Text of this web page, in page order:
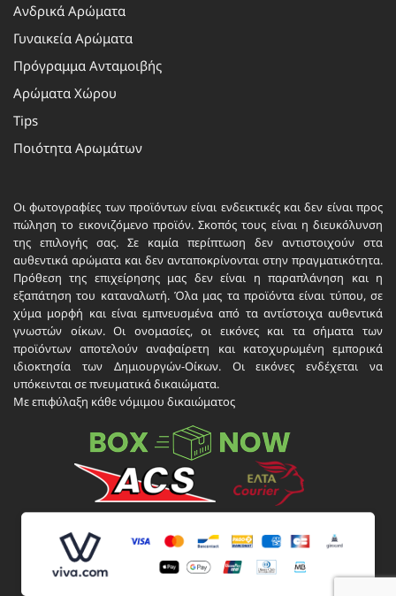
Ανδρικά Αρώματα
Γυναικεία Αρώματα
Πρόγραμμα Ανταμοιβής
Αρώματα Χώρου
Tips
Ποιότητα Αρωμάτων
Οι φωτογραφίες των προϊόντων είναι ενδεικτικές και δεν είναι προς
πώληση το εικονιζόμενο προϊόν. Σκοπός τους είναι η διευκόλυνση
της επιλογής σας. Σε καμία περίπτωση δεν αντιστοιχούν στα
αυθεντικά αρώματα και δεν ανταποκρίνονται στην πραγματικότητα.
Πρόθεση της επιχείρησης μας δεν είναι η παραπλάνηση και η
εξαπάτηση του καταναλωτή. Όλα μας τα προϊόντα είναι τύπου, σε
χύμα μορφή και είναι εμπνευσμένα από τα αντίστοιχα αυθεντικά
γνωστών οίκων. Οι ονομασίες, οι εικόνες και τα σήματα των
προϊόντων αποτελούν αναφαίρετη και κατοχυρωμένη εμπορικά
ιδιοκτησία των Δημιουργών-Οίκων. Οι εικόνες ενδέχεται να
υπόκεινται σε πνευματικά δικαιώματα.
Με επιφύλαξη κάθε νόμιμου δικαιώματος